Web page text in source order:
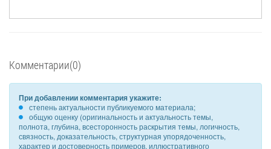
Комментарии(0)
При добавлении комментария укажите:
степень актуальности публикуемого материала;
общую оценку (оригинальность и актуальность темы,
полнота, глубина, всесторонность раскрытия темы, логичность,
связность, доказательность, структурная упорядоченность,
характер и достоверность примеров, иллюстративного